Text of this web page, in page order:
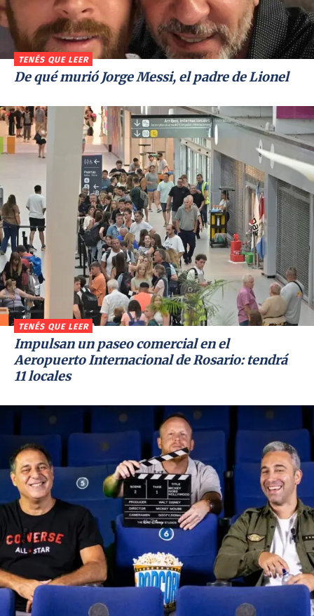
TENÉS QUE LEER
De qué murió Jorge Messi, el padre de Lionel
TENÉS QUE LEER
Impulsan un paseo comercial en el
Aeropuerto Internacional de Rosario: tendrá
11 locales